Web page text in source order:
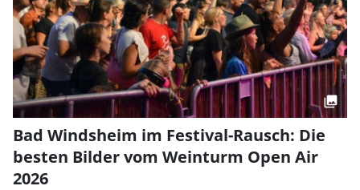
Bad Windsheim im Festival-Rausch: Die
besten Bilder vom Weinturm Open Air
2026